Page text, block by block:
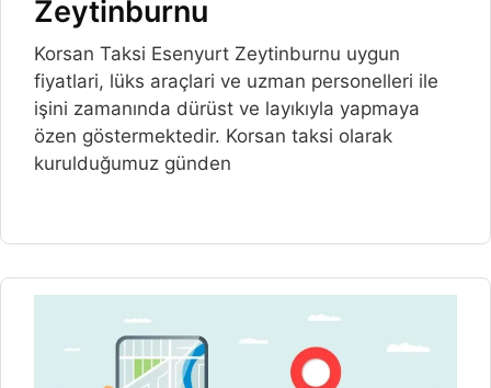
Zeytinburnu
Korsan Taksi Esenyurt Zeytinburnu uygun
fiyatlari, lüks araçlari ve uzman personelleri ile
işini zamanında dürüst ve layıkıyla yapmaya
özen göstermektedir. Korsan taksi olarak
kurulduğumuz günden